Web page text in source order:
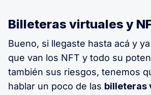
Billeteras virtuales y
Bueno, si llegaste hasta acá y
que van los NFT y todo su
también sus riesgos, tenemos
hablar un poco de las billeteras